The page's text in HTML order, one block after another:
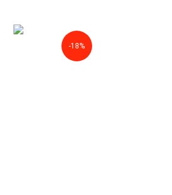
-18%